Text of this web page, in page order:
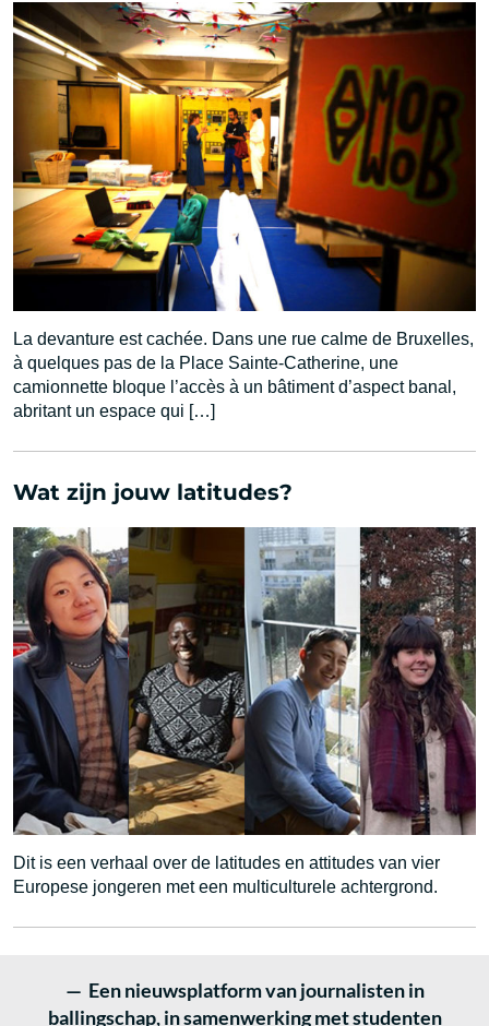
La devanture est cachée. Dans une rue calme de Bruxelles,
à quelques pas de la Place Sainte-Catherine, une
camionnette bloque l’accès à un bâtiment d’aspect banal,
abritant un espace qui […]
Wat zijn jouw latitudes?
Dit is een verhaal over de latitudes en attitudes van vier
Europese jongeren met een multiculturele achtergrond.
— Een nieuwsplatform van journalisten in
ballingschap, in samenwerking met studenten